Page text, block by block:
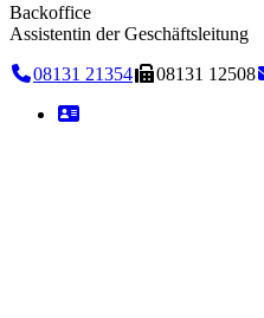
Backoffice
Assistentin der Geschäftsleitung
08131 21354
08131 12508